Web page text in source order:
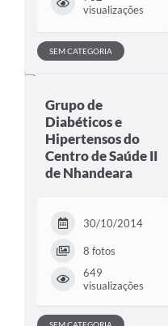
visualizações
SEM CATEGORIA
Grupo de
Diabéticos e
Hipertensos do
Centro de Saúde II
de Nhandeara
30/10/2014
8 fotos
649
visualizações